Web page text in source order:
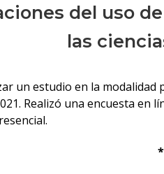
del uso
las
un estudio en la
Realizó una encuesta en